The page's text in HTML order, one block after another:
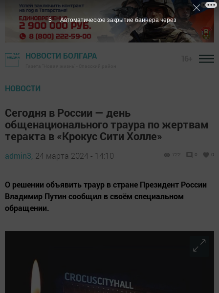
НОВОСТИ БОЛГАРА
НОВОСТИ
Сегодня в России — день
общенационального траура по жертвам
теракта в «Крокус Сити Холле»
admin3, 24 марта 2024 - 14:10 722 0 0
О решении объявить траур в стране Президент России
Владимир Путин сообщил в своём специальном
обращении.
4 Автоматическое закрытие баннера через